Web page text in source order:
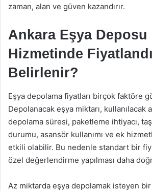
zaman, alan ve güven kazandırır.
Ankara Eşya Deposu
Hizmetinde
Belirlenir?
Eşya depolama fiyatları birçok faktöre
Depolanacak eşya miktarı, kullanılacak
depolama süresi, paketleme ihtiyacı,
durumu, asansör kullanımı ve ek
etkili olabilir. Bu nedenle standart bir
özel değerlendirme yapılması daha
Az miktarda eşya depolamak isteyen